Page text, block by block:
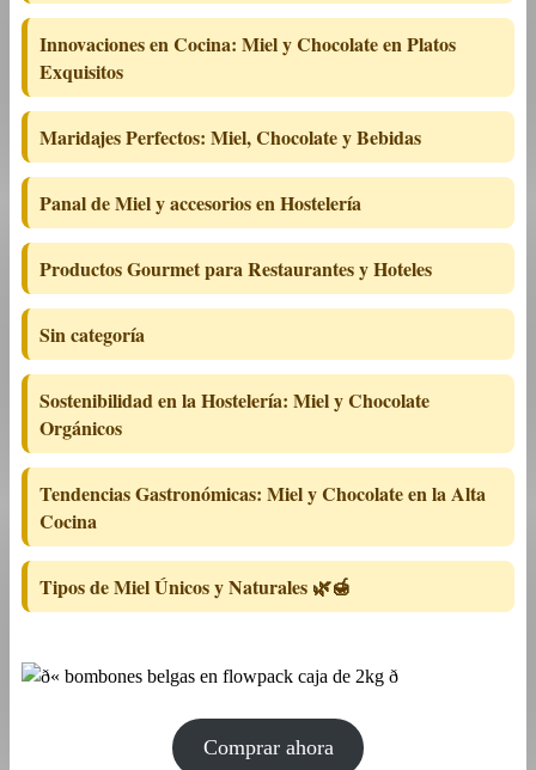
Innovaciones en Cocina: Miel y Chocolate en Platos
Exquisitos
Maridajes Perfectos: Miel, Chocolate y Bebidas
Panal de Miel y accesorios en Hostelería
Productos Gourmet para Restaurantes y Hoteles
Sin categoría
Sostenibilidad en la Hostelería: Miel y Chocolate
Orgánicos
Tendencias Gastronómicas: Miel y Chocolate en la Alta
Cocina
Tipos de Miel Únicos y Naturales 🌿🍯
Comprar ahora